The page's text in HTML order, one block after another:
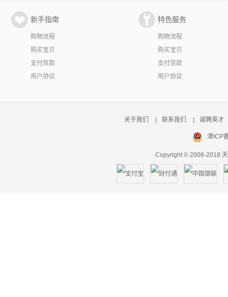
新手指南
购物流程
购买宝贝
支付货款
用户协议
特色服务
购物流程
购买宝贝
支付货款
用户协议
关于我们 联系我们 诚聘英才
津ICP
Copyright © 2008-2018